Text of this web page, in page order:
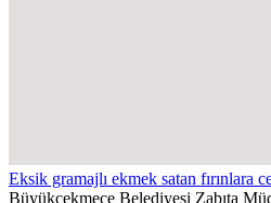
Eksik gramajlı ekmek satan fırınlara
Büyükçekmece Belediyesi Zabıta